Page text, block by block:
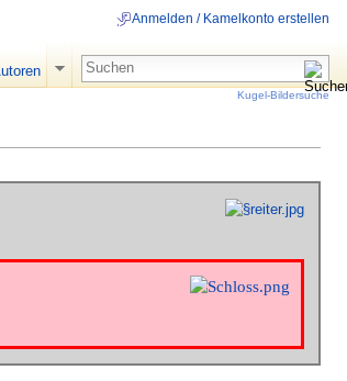
Anmelden / Kamelkonto erstellen
Kugel-Bildersuche